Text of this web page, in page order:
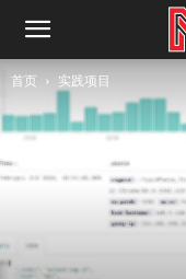
首页 实践项目